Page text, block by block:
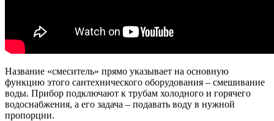
Название «смеситель» прямо указывает на основную
функцию этого сантехнического оборудования – смешивание
воды. Прибор подключают к трубам холодного и горячего
водоснабжения, а его задача – подавать воду в нужной
пропорции.